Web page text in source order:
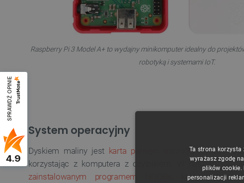
SPRAWDŹ OPINIE
4.9
Raspberry Pi 3 Model A+ to wydajny minikomputer idealny do
robotyką i systemami IoT.
System operacyjny
Dyskiem maliny jest karta pamięci microSD. System
korzystając z komputera z czytnikiem. W naszym
zainstalowanym programem NOOBs
, który przy
Ta strona korzysta
wyrażasz zgodę
plików cookie.
personalizacji